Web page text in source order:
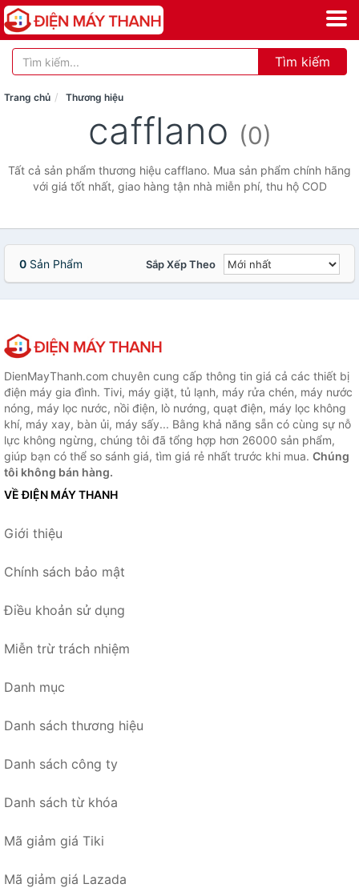
Tìm kiếm
Trang chủ Thương hiệu
cafflano (0)
Tất cả sản phẩm thương hiệu cafflano. Mua sản phẩm chính hãng
với giá tốt nhất, giao hàng tận nhà miễn phí, thu hộ COD
0 Sản Phẩm Sắp Xếp Theo
DienMayThanh.com chuyên cung cấp thông tin giá cả các thiết bị
điện máy gia đình. Tivi, máy giặt, tủ lạnh, máy rửa chén, máy nước
nóng, máy lọc nước, nồi điện, lò nướng, quạt điện, máy lọc không
khí, máy xay, bàn ủi, máy sấy... Bằng khả năng sẵn có cùng sự nỗ
lực không ngừng, chúng tôi đã tổng hợp hơn 26000 sản phẩm,
giúp bạn có thể so sánh giá, tìm giá rẻ nhất trước khi mua. Chúng
tôi không bán hàng.
VỀ ĐIỆN MÁY THANH
Giới thiệu
Chính sách bảo mật
Điều khoản sử dụng
Miễn trừ trách nhiệm
Danh mục
Danh sách thương hiệu
Danh sách công ty
Danh sách từ khóa
Mã giảm giá Tiki
Mã giảm giá Lazada